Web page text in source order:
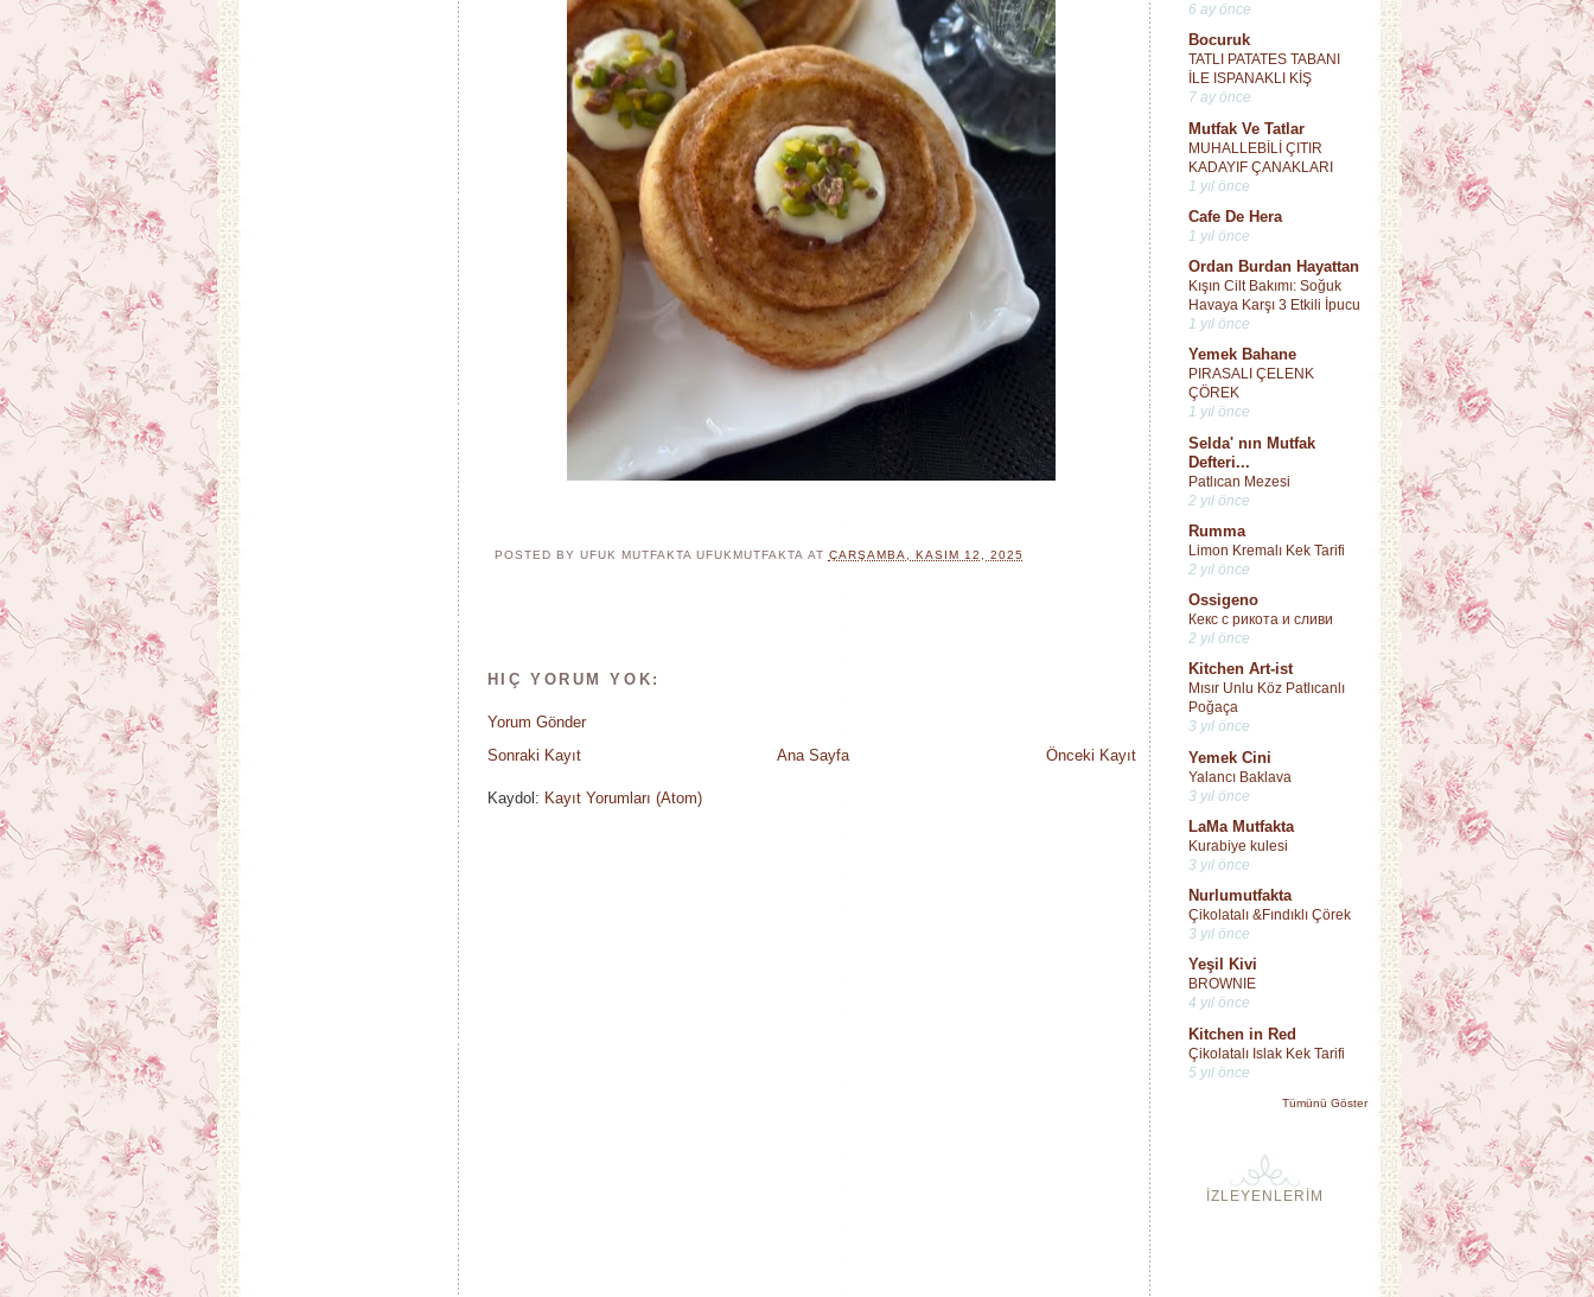
6 ay önce
Bocuruk
TATLI PATATES TABANI
İLE ISPANAKLI KİŞ
7 ay önce
Mutfak Ve Tatlar
MUHALLEBİLİ ÇITIR
KADAYIF ÇANAKLARI
1 yıl önce
Cafe De Hera
1 yıl önce
Ordan Burdan Hayattan
Kışın Cilt Bakımı: Soğuk
Havaya Karşı 3 Etkili İpucu
1 yıl önce
Yemek Bahane
PIRASALI ÇELENK
ÇÖREK
1 yıl önce
Selda' nın Mutfak
Defteri...
Patlıcan Mezesi
2 yıl önce
Rumma
Limon Kremalı Kek Tarifi
2 yıl önce
Ossigeno
Кекс с рикота и сливи
2 yıl önce
Kitchen Art-ist
Mısır Unlu Köz Patlıcanlı
Poğaça
3 yıl önce
Yemek Cini
Yalancı Baklava
3 yıl önce
LaMa Mutfakta
Kurabiye kulesi
3 yıl önce
Nurlumutfakta
Çikolatalı &Fındıklı Çörek
3 yıl önce
Yeşil Kivi
BROWNIE
4 yıl önce
Kitchen in Red
Çikolatalı Islak Kek Tarifi
5 yıl önce
Tümünü Göster
İZLEYENLERİM
POSTED BY UFUK MUTFAKTAUFUKMUTFAKTA AT ÇARŞAMBA, KASIM 12, 2025
HIÇ YORUM YOK:
Yorum Gönder
Sonraki Kayıt
Önceki Kayıt
Ana Sayfa
Kaydol: Kayıt Yorumları (Atom)